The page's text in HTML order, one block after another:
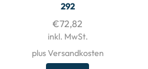
292
€72,82
inkl. MwSt.
plus Versandkosten